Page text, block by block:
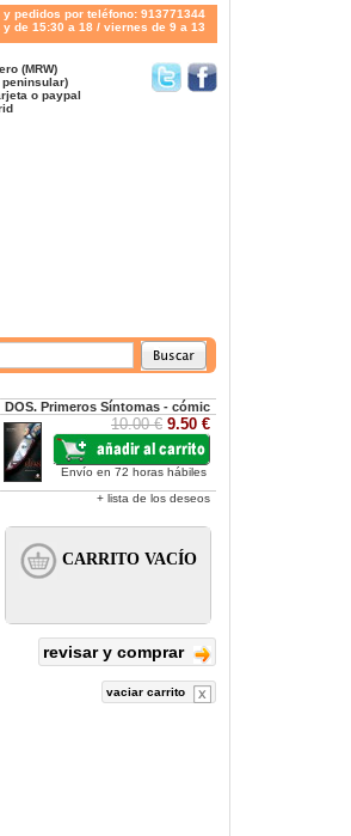
pedidos por teléfono: 913771344
de 15:30 a 18 / viernes de 9 a 13
(MRW)
o paypal
DOS. Primeros Síntomas - cómic
10.00 € 9.50 €
Envío en 72 horas hábiles
+ lista de los deseos
revisar y comprar
vaciar carrito